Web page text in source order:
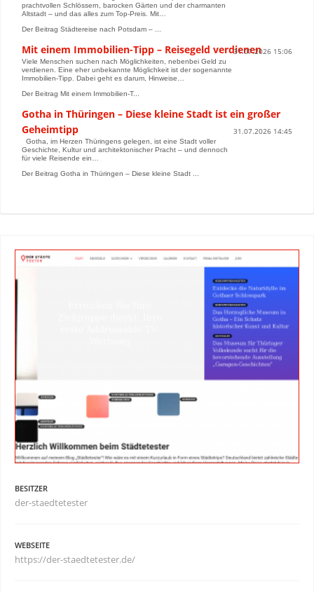
prachtvollen Schlössern, barocken Gärten und der charmanten
Altstadt – und das alles zum Top-Preis. Mit…
Der Beitrag Städtereise nach Potsdam – ...
Mit einem Immobilien-Tipp – Reisegeld verdienen31.07.2026 15:06
Viele Menschen suchen nach Möglichkeiten, nebenbei Geld zu
verdienen. Eine eher unbekannte Möglichkeit ist der sogenannte
Immobilien-Tipp. Dabei geht es darum, Hinweise…
Der Beitrag Mit einem Immobilien-T...
Gotha in Thüringen – Diese kleine Stadt ist ein großer
Geheimtipp
31.07.2026 14:45
Gotha, im Herzen Thüringens gelegen, ist eine Stadt voller
Geschichte, Kultur und architektonischer Pracht – und dennoch
für viele Reisende ein…
Der Beitrag Gotha in Thüringen – Diese kleine Stadt ...
BESITZER
der-staedtetester
WEBSEITE
https://der-staedtetester.de/